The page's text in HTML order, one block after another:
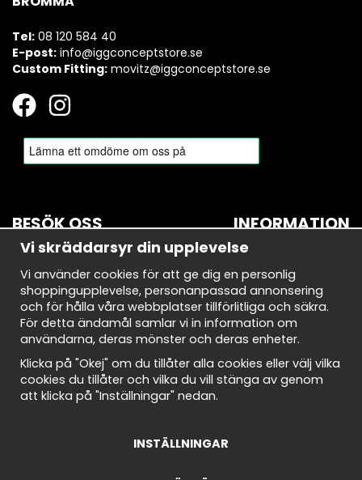
Tel: 08 120 584 40
E-post: info@iggconceptstore.se
Custom Fitting: movitz@iggconceptstore.se
BESÖK OSS
Bryggerivägen 10
168 67 Bromma
Öppettider:
Måndag-torsdag: 10-18
Fredag: 10-18
Lördag: 10-18
Söndag: 10-18
INFORMATION
Nyhetsbrev
Avtalskund
Demodagar
Integritetspolicy
Om cookies
Cookie Inställningar
Köpvillkor
Vi skräddarsyr din upplevelse
Vi använder cookies för att ge dig en personlig
shoppingupplevelse, personanpassad annonsering
och för hålla våra webbplatser tillförlitliga och säkra.
För detta ändamål samlar vi in information om
användarna, deras mönster och deras enheter.
Klicka på "Okej" om du tillåter alla cookies eller välj vilka
cookies du tillåter och vilka du vill stänga av genom
att klicka på "Inställningar" nedan.
INSTÄLLNINGAR